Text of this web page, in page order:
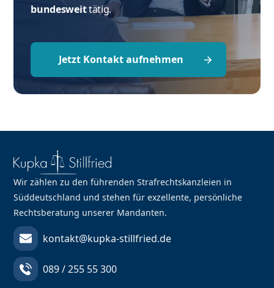
bundesweittätig.
Jetzt Kontakt aufnehmen
Wir zählen zu den führenden Strafrechtskanzleien in
Süddeutschland und stehen für exzellente, persönliche
Rechtsberatung unserer Mandanten.
kontakt@kupka-stillfried.de
089 / 255 55 300